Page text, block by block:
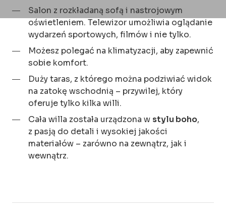
Salon z rozkładaną sofą i nastrojowym
oświetleniem. Telewizor umożliwia oglądanie
wydarzeń sportowych, filmów i nie tylko.
Możesz polegać na klimatyzacji, aby zapewnić
sobie komfort.
Duży taras, z którego można podziwiać widok
na zatokę wschodnią – przywilej, który
oferuje tylko kilka willi.
Cała willa została urządzona w stylu boho,
z pasją do detali i wysokiej jakości
materiałów – zarówno na zewnątrz, jak i
wewnątrz.